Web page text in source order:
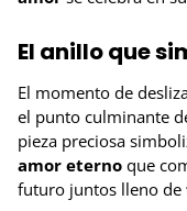
El anillo que
El momento de
el punto culminante
pieza preciosa
amor eterno que
futuro juntos lleno de